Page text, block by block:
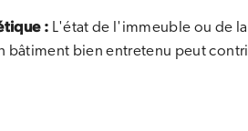
: L'état de l'immeuble ou de
bâtiment bien entretenu peut